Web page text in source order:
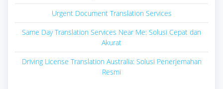
Urgent Document Translation Services
Same Day Translation Services Near Me: Solusi Cepat dan
Akurat
Driving License Translation Australia: Solusi Penerjemahan
Resmi